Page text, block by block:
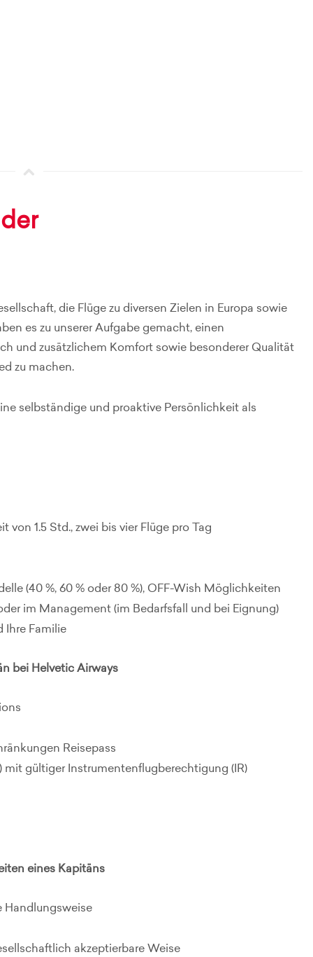
die Flüge zu diversen Zielen in Europa sowie
es zu unserer Aufgabe gemacht, einen
und zusätzlichem Komfort sowie besonderer Qualität
zu machen.
selbständige und proaktive Persönlichkeit als
1.5 Std., zwei bis vier Flüge pro Tag
(40 %, 60 % oder 80 %), OFF-Wish Möglichkeiten
im Management (im Bedarfsfall und bei Eignung)
Ihre Familie
bei Helvetic Airways
Reisepass
mit gültiger Instrumentenflugberechtigung (IR)
eines Kapitäns
Handlungsweise
akzeptierbare Weise